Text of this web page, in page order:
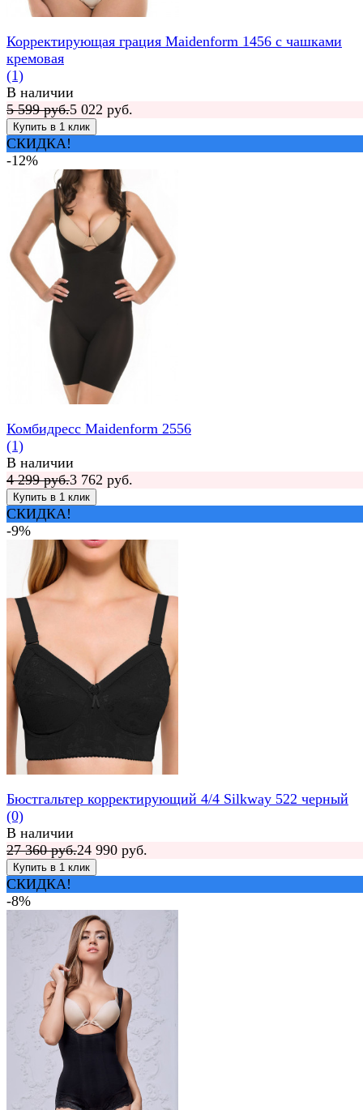
Корректирующая грация Maidenform 1456 с чашками
кремовая
(1)
В наличии
5 599 руб.5 022 руб.
СКИДКА!
-12%
Комбидресс Maidenform 2556
(1)
В наличии
4 299 руб.3 762 руб.
СКИДКА!
-9%
Бюстгальтер корректирующий 4/4 Silkway 522 черный
(0)
В наличии
27 360 руб.24 990 руб.
СКИДКА!
-8%